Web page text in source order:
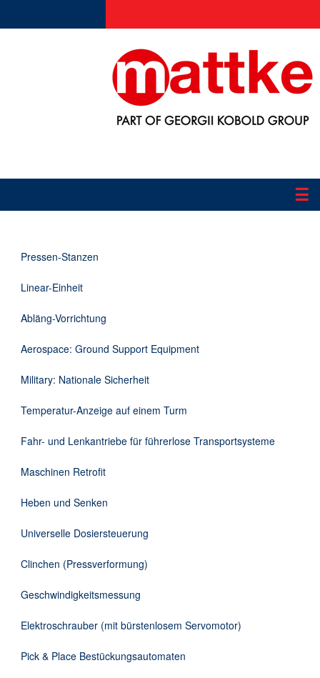
☰
Applikationen
Informationen
Downloads
Kontakt
Pressen-Stanzen
Linear-Einheit
Abläng-Vorrichtung
Aerospace: Ground Support Equipment
Military: Nationale Sicherheit
Temperatur-Anzeige auf einem Turm
Fahr- und Lenkantriebe für führerlose Transportsysteme
Maschinen Retrofit
Heben und Senken
Universelle Dosiersteuerung
Clinchen (Pressverformung)
Geschwindigkeitsmessung
Elektroschrauber (mit bürstenlosem Servomotor)
Pick & Place Bestückungsautomaten